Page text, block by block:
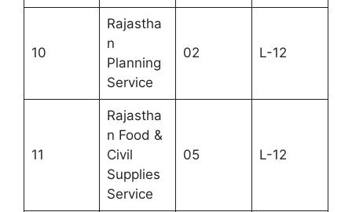
10
Rajastha
n
Planning
Service
02 L-12
11
Rajastha
n Food &
Civil
Supplies
Service
05 L-12